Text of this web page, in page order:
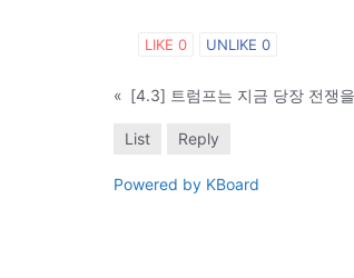
LIKE 0 UNLIKE 0
« [4.3] 트럼프는 지금 당장 전쟁
List Reply
Powered by KBoard